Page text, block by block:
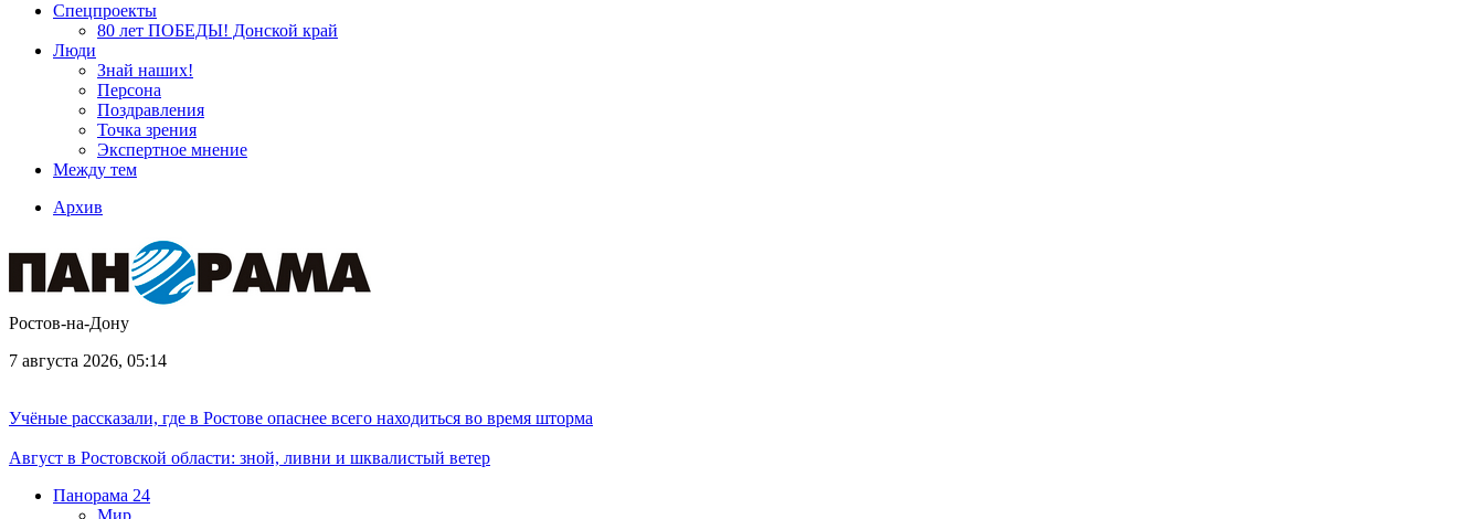
Спецпроекты
80 лет ПОБЕДЫ! Донской край
Люди
Знай наших!
Персона
Поздравления
Точка зрения
Экспертное мнение
Между тем
Архив
Ростов-на-Дону
7 августа 2026, 05:14
Учёные рассказали, где в Ростове опаснее всего находиться во время шторма
Август в Ростовской области: зной, ливни и шквалистый ветер
Панорама 24
Мир